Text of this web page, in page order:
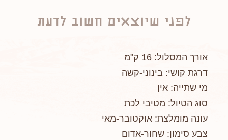
לפני שיוצאים חשוב לדעת
אורך המסלול: 16 ק"מ
דרגת קושי: בינוני-קשה
מי שתייה: אין
סוג הטיול: מטיבי לכת
עונה מומלצת: אוקטובר-מאי
צבע סימון: שחור-אדום